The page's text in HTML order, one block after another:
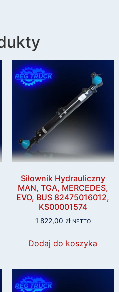
Siłownik Hydrauliczny
MAN, TGA, MERCEDES,
EVO, BUS 82475016012,
KS00001574
1 822,00 zł NETTO
Dodaj do koszyka